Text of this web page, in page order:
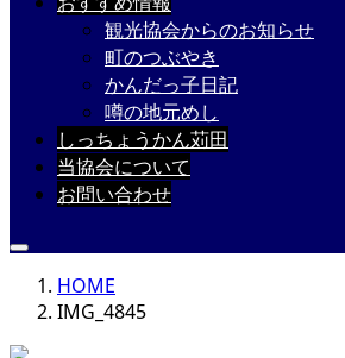
観光協会からのお知らせ
町のつぶやき
かんだっ子日記
噂の地元めし
しっちょうかん苅田
当協会について
お問い合わせ
HOME
IMG_4845